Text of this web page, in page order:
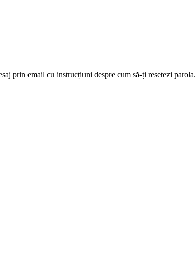
prin email cu instrucțiuni despre cum să-ți resetezi parola.